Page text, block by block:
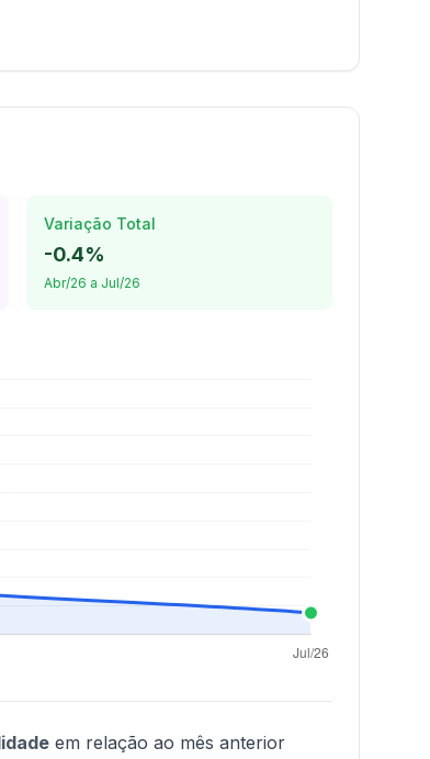
Variação Total
-0.4%
Abr/26 a Jul/26
em relação ao mês anterior